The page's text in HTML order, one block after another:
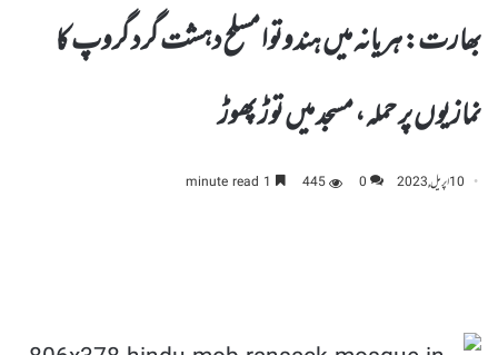
بھارت: ہریانہ میں ہندوتوا مسلح دہشت گرد گروپ کا
نمازیوں پر حملہ، مسجد میں توڑ پھوڑ
10 اپریل, 2023 0
445